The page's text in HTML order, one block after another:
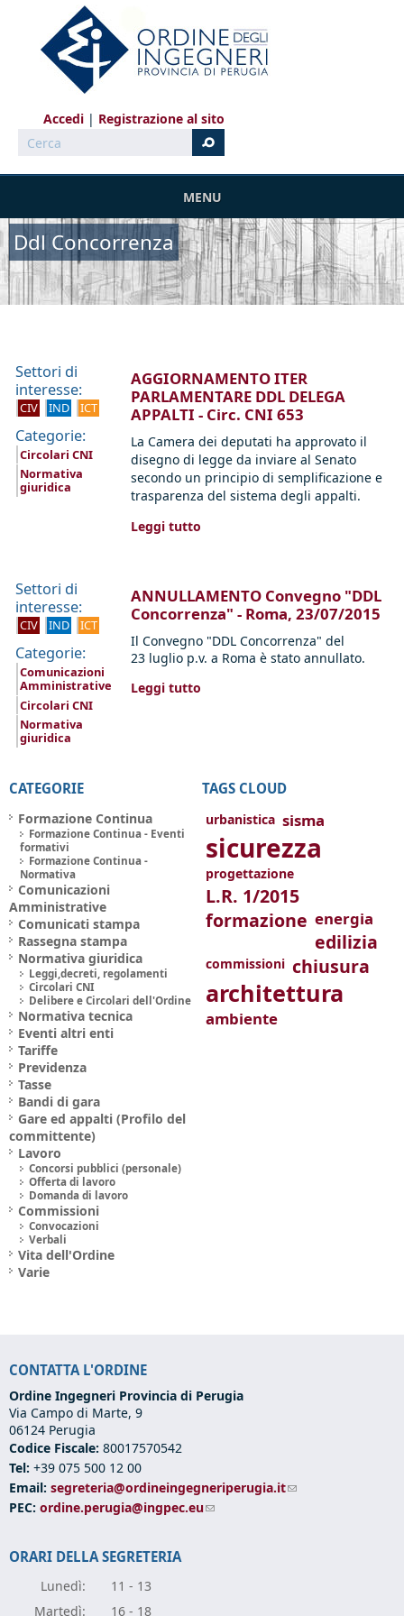
Salta al contenuto principale
Accedi
Registrazione al sito
Cerca
MENU
Ddl Concorrenza
Settori di
interesse:
CIV IND ICT
Categorie:
Circolari CNI
Normativa
giuridica
AGGIORNAMENTO ITER
PARLAMENTARE DDL DELEGA
APPALTI - Circ. CNI 653
La Camera dei deputati ha approvato il
disegno di legge da inviare al Senato
secondo un principio di semplificazione e
trasparenza del sistema degli appalti.
Leggi tutto
Settori di
interesse:
CIV IND ICT
Categorie:
Comunicazioni
Amministrative
Circolari CNI
Normativa
giuridica
ANNULLAMENTO Convegno "DDL
Concorrenza" - Roma, 23/07/2015
IlConvegno "DDL Concorrenza"del
23 luglio p.v. a Roma è stato annullato.
Leggi tutto
CATEGORIE
Formazione Continua
Formazione Continua - Eventi
formativi
Formazione Continua -
Normativa
Comunicazioni
Amministrative
Comunicati stampa
Rassegna stampa
Normativa giuridica
Leggi,decreti, regolamenti
Circolari CNI
Delibere e Circolari dell'Ordine
Normativa tecnica
Eventi altri enti
Tariffe
Previdenza
Tasse
Bandi di gara
Gare ed appalti (Profilo del
committente)
Lavoro
Concorsi pubblici (personale)
Offerta di lavoro
Domanda di lavoro
Commissioni
Convocazioni
Verbali
Vita dell'Ordine
Varie
TAGS CLOUD
urbanistica sisma
sicurezza
progettazione
L.R. 1/2015
formazione energia
edilizia
commissioni chiusura
architettura
ambiente
CONTATTA L'ORDINE
Ordine Ingegneri Provincia di Perugia
Via Campo di Marte, 9
06124 Perugia
Codice Fiscale: 80017570542
Tel: +39 075 500 12 00
Email: segreteria@ordineingegneriperugia.it(link sends e-mail)
PEC: ordine.perugia@ingpec.eu(link sends e-mail)
ORARI DELLA SEGRETERIA
Lunedì:
11 - 13
Martedì: 16 - 18